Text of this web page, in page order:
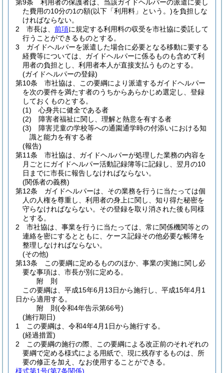
第9条
利用者の保護者は、当該ガイドヘルパーの派遣に要し
た費用の10分の1の額(以下「利用料」という。)を負担しな
ければならない。
2
市長は、 前項に規定する利用料の収受を市社協に委託して
行うことができるものとする。
3
ガイドヘルパーを派遣した場合に必要となる移動に要する
経費等については、ガイドヘルパーに係るものも含めて利
用者の負担とし、利用者本人が直接支払うものとする。
(ガイドヘルパーの登録)
第10条
市社協は、この要綱により派遣するガイドヘルパー
を次の要件を満たす者のうちからあらかじめ選定し、登録
しておくものとする。
(1)
心身共に健全である者
(2)
障害者福祉に関し、理解と熱意を有する者
(3)
障害児童の学校等への通園通学時の付添いにおける知
識と能力を有する者
(報告)
第11条
市社協は、ガイドヘルパーが処理した業務の内容を
月ごとにガイドヘルパー活動記録簿等に記録し、翌月の10
日までに市長に報告しなければならない。
(関係者の義務)
第12条
ガイドヘルパーは、その業務を行うに当たっては個
人の人権を尊重し、利用者の身上に関し、知り得た秘密を
守らなければならない。 その登録を取り消された後も同様
とする。
2
市社協は、事業を行うに当たっては、常に関係機関等との
連絡を密にするとともに、ケース記録その他必要な帳簿を
整理しなければならない。
(その他)
第13条
この要綱に定めるもののほか、事業の実施に関し必
要な事項は、市長が別に定める。
附 則
この要綱は、平成15年6月13日から施行し、平成15年4月1
日から適用する。
附 則(令和4年告示第66号)
(施行期日)
1
この要綱は、令和4年4月1日から施行する。
(経過措置)
2
この要綱の施行の際、この要綱による改正前のそれぞれの
要綱で定める様式による用紙で、現に残存するものは、所
要の修正を加え、なお使用することができる。
様式第1号(第7条関係)